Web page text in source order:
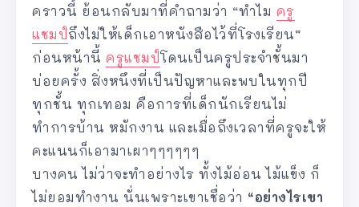
คราวนี้ ย้อนกลับมาที่คำถามว่า “ทำไม ครู
แชมป์ถึงไม่ให้เด็กเอาหนังสือไว้ที่โรงเรียน”
ก่อนหน้านี้ ครูแชมป์โดนเป็นครูประจำชั้นมา
บ่อยครั้ง สิ่งหนึงที่เป็นปัญหาและพบในทุกปี
ทุกชั้น ทุกเทอม คือการที่เด็กนักเรียนไม่
ทำการบ้าน หมักงาน และเมื่อถึงเวลาที่ครูจะให้
คะแนนก็เอามาเผาๆๆๆๆๆๆ
บางคน ไม่ว่าจะทำอย่างไร ทั้งไม้อ่อน ไม้แข็ง ก็
ไม่ยอมทำงาน นั่นเพราะเขาเชื่อว่า “อย่างไรเขา